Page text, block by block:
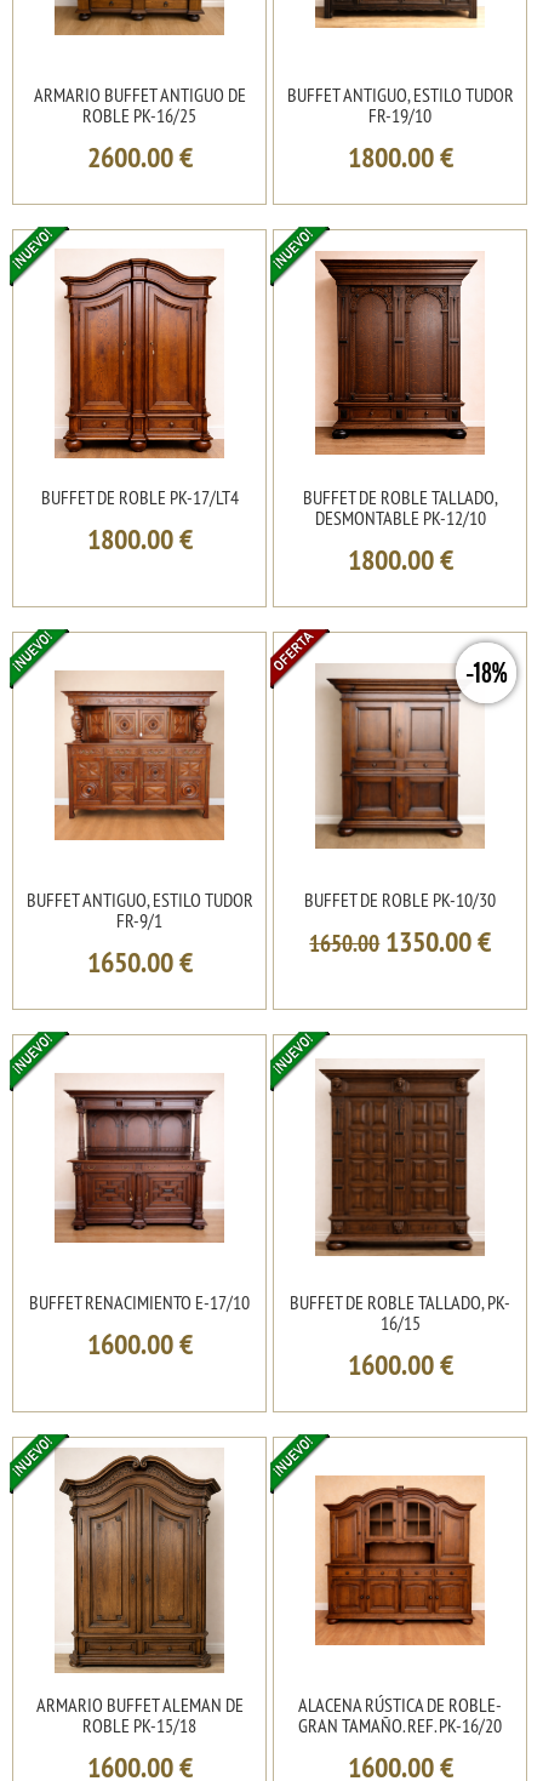
ARMARIO BUFFET ANTIGUO DE
ROBLE PK-16/25
2600.00€
BUFFET ANTIGUO, ESTILO TUDOR
FR-19/10
1800.00€
BUFFET DE ROBLE PK-17/LT4
1800.00€
BUFFET DE ROBLE TALLADO,
DESMONTABLE PK-12/10
1800.00€
BUFFET ANTIGUO, ESTILO TUDOR
FR-9/1
1650.00€
-18%
BUFFET DE ROBLE PK-10/30
1650.00 1350.00€
BUFFET RENACIMIENTO E-17/10
1600.00€
BUFFET DE ROBLE TALLADO, PK-
16/15
1600.00€
ARMARIO BUFFET ALEMAN DE
ROBLE PK-15/18
1600.00€
ALACENA RÚSTICA DE ROBLE-
GRAN TAMAÑO. REF. PK-16/20
1600.00€